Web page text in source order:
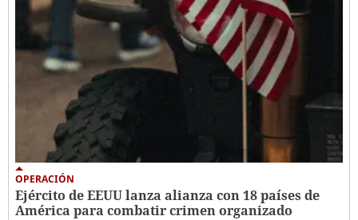
OPERACIÓN
Ejército de EEUU lanza alianza con 18 países de
América para combatir crimen organizado